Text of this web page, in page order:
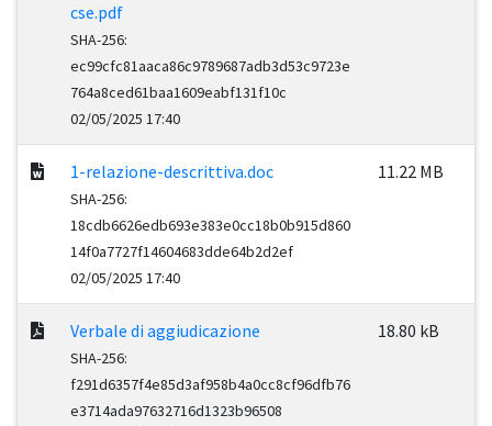
cse.pdf
SHA-256:
ec99cfc81aaca86c9789687adb3d53c9723e
764a8ced61baa1609eabf131f10c
02/05/2025 17:40
1-relazione-descrittiva.doc
SHA-256:
18cdb6626edb693e383e0cc18b0b915d860
14f0a7727f14604683dde64b2d2ef
02/05/2025 17:40
11.22 MB
Verbale di aggiudicazione
SHA-256:
f291d6357f4e85d3af958b4a0cc8cf96dfb76
e3714ada97632716d1323b96508
18.80 kB